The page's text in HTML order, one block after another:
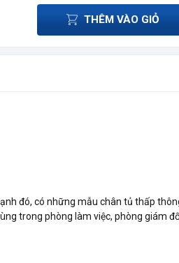
THÊM VÀO GIỎ
đó, có những mẫu chân tủ thấp
trong phòng làm việc, phòng giám